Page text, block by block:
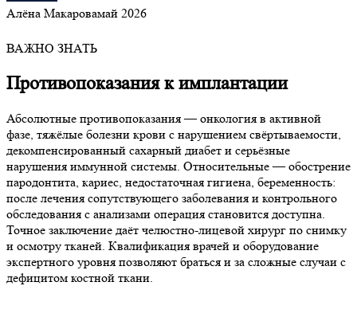
Алёна Макаровамай 2026
ВАЖНО ЗНАТЬ
Противопоказания кимплантации
Абсолютные противопоказания — онкология в активной
фазе, тяжёлые болезни крови с нарушением свёртываемости,
декомпенсированный сахарный диабет и серьёзные
нарушения иммунной системы. Относительные — обострение
пародонтита, кариес, недостаточная гигиена, беременность:
после лечения сопутствующего заболевания и контрольного
обследования с анализами операция становится доступна.
Точное заключение даёт челюстно-лицевой хирург по снимку
и осмотру тканей. Квалификация врачей и оборудование
экспертного уровня позволяют браться и за сложные случаи с
дефицитом костной ткани.